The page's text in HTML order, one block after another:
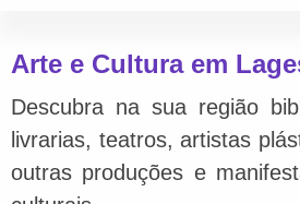
Arte e Cultura em
Descubra na sua região
livrarias, teatros, artistas
outras produções e